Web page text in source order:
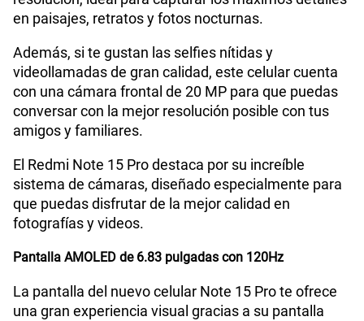
Capacidad Memoria Externa
Capacidad Memoria Interna 512 GB
Capacidad Memoria RAM 8+8
Reconocimiento Facial
en paisajes, retratos y fotos nocturnas.
Además, si te gustan las selfies nítidas y
videollamadas de gran calidad, este celular cuenta
con una cámara frontal de 20 MP para que puedas
conversar con la mejor resolución posible con tus
amigos y familiares.
El Redmi Note 15 Pro destaca por su increíble
sistema de cámaras, diseñado especialmente para
que puedas disfrutar de la mejor calidad en
fotografías y videos.
Pantalla AMOLED de 6.83 pulgadas con 120Hz
La pantalla del nuevo celular Note 15 Pro te ofrece
una gran experiencia visual gracias a su pantalla